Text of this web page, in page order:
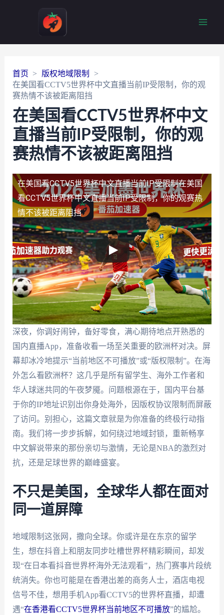
首页
版权地域限制
在美国看CCTV5世界杯中文直播当前IP受限制，你的观
赛热情不该被距离阻挡
在美国看CCTV5世界杯中文
直播当前IP受限制，你的观
赛热情不该被距离阻挡
在美国看CCTV5世界杯中文直播当前IP受限制在美国
看CCTV5世界杯中文直播当前IP受限制，你的观赛热
情不该被距离阻挡
深夜，你调好闹钟，备好零食，满心期待地点开熟悉的
国内直播App，准备收看一场至关重要的欧洲杯对决。屏
幕却冰冷地提示“当前地区不可播放”或“版权限制”。在海
外怎么看欧洲杯？这几乎是所有留学生、海外工作者和
华人球迷共同的午夜梦魇。问题根源在于，国内平台基
于你的IP地址识别出你身处海外，因版权协议限制而屏蔽
了访问。别担心，这篇文章就是为你准备的终极行动指
南。我们将一步步拆解，如何绕过地域封锁，重新畅享
中文解说带来的那份亲切与激情，无论是NBA的激烈对
抗，还是足球世界的巅峰盛宴。
不只是美国，全球华人都在面对
同一道屏障
地域限制这张网，撒向全球。你或许是在东京的留学
生，想在抖音上和朋友同步吐槽世界杯精彩瞬间，却发
现“在日本看抖音世界杯海外无法观看”，热门赛事片段统
统消失。你也可能是在香港出差的商务人士，酒店电视
信号不佳，想用手机App看CCTV5的世界杯直播，却遭
遇“在香港看CCTV5世界杯当前地区不可播放”的尴尬。